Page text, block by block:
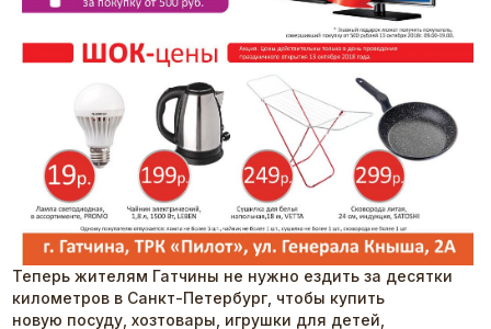
Теперь жителям Гатчины не нужно ездить за десятки
километров в Санкт-Петербург, чтобы купить
новую посуду, хозтовары, игрушки для детей,